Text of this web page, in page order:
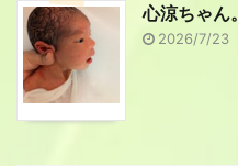
心涼ちゃん。
2026/7/23